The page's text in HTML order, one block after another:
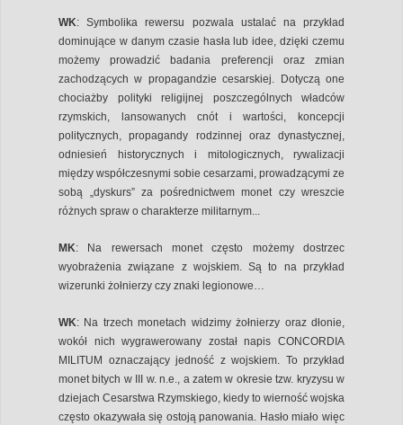
WK: Symbolika rewersu pozwala ustalać na przykład
dominujące w danym czasie hasła lub idee, dzięki czemu
możemy prowadzić badania preferencji oraz zmian
zachodzących w propagandzie cesarskiej. Dotyczą one
chociażby polityki religijnej poszczególnych władców
rzymskich, lansowanych cnót i wartości, koncepcji
politycznych, propagandy rodzinnej oraz dynastycznej,
odniesień historycznych i mitologicznych, rywalizacji
między współczesnymi sobie cesarzami, prowadzącymi ze
sobą „dyskurs” za pośrednictwem monet czy wreszcie
różnych spraw o charakterze militarnym...
MK: Na rewersach monet często możemy dostrzec
wyobrażenia związane z wojskiem. Są to na przykład
wizerunki żołnierzy czy znaki legionowe…
WK: Na trzech monetach widzimy żołnierzy oraz dłonie,
wokół nich wygrawerowany został napis CONCORDIA
MILITUM oznaczający jedność z wojskiem. To przykład
monet bitych w III w. n.e., a zatem w okresie tzw. kryzysu w
dziejach Cesarstwa Rzymskiego, kiedy to wierność wojska
często okazywała się ostoją panowania. Hasło miało więc